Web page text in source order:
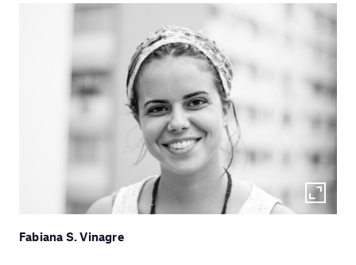
Fabiana S. Vinagre